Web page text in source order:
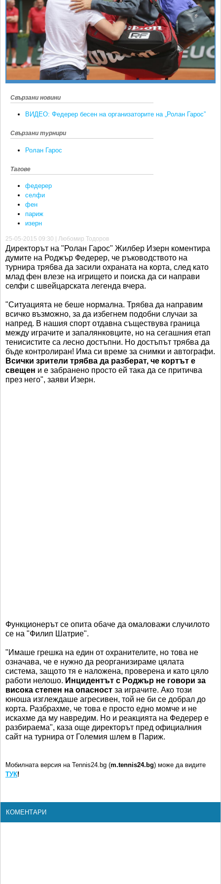
КЛУБОВЕ
БЛОГ
ВИДЕО
ЖЪЛТО
Спорт&Фитнес
Други
Любители
Свързани новини
ВИДЕО: Федерер бесен на организаторите на „Ролан Гарос”
Свързани турнири
Ролан Гарос
Тагове
федерер
селфи
фен
париж
изерн
25-05-2015 09:30 | Любомир Тодоров
Директорът на "Ролан Гарос" Жилбер Изерн коментира
думите на Роджър Федерер, че ръководството на
турнира трябва да засили охраната на корта, след като
млад фен влезе на игрището и поиска да си направи
селфи с швейцарската легенда вчера.
"Ситуацията не беше нормална. Трябва да направим
всичко възможно, за да избегнем подобни случаи за
напред. В нашия спорт отдавна съществува граница
между играчите и запалянковците, но на сегашния етап
тенисистите са лесно достъпни. Но достъпът трябва да
бъде контролиран! Има си време за снимки и автографи.
Всички зрители трябва да разберат, че кортът е
свещен и е забранено просто ей така да се притичва
през него", заяви Изерн.
Функционерът се опита обаче да омаловажи случилото
се на "Филип Шатрие".
"Имаше грешка на един от охранителите, но това не
означава, че е нужно да реорганизираме цялата
система, защото тя е наложена, проверена и като цяло
работи нелошо. Инцидентът с Роджър не говори за
висока степен на опасност за играчите. Ако този
юноша изглеждаше агресивен, той не би се добрал до
корта. Разбрахме, че това е просто едно момче и не
искахме да му навредим. Но и реакцията на Федерер е
разбираема", каза още директорът пред официалния
сайт на турнира от Големия шлем в Париж.
Мобилната версия на Tennis24.bg (m.tennis24.bg) може да видите
ТУК!
КОМЕНТАРИ